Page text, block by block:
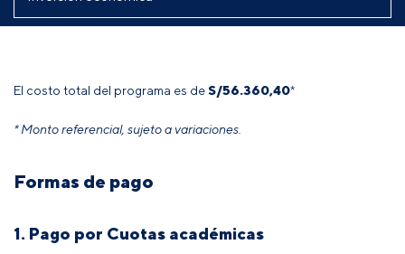
El costo total del programa es deS/56.360,40*
* Monto referencial, sujeto a variaciones.
Formas de pago
1. Pago por Cuotas académicas